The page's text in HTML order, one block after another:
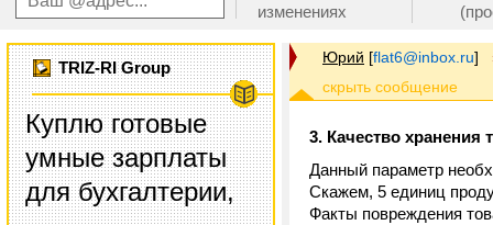
изменениях
TRIZ-RI Group
Куплю готовые
умные зарплаты
для бухгалтерии,
Юрий [flat6@inbox.ru]
3. Качество хранения
Данный параметр
Скажем, 5 единиц
Факты повреждения